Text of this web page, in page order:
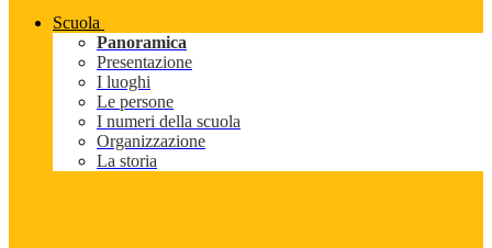
Scuola
Panoramica
Presentazione
I luoghi
Le persone
I numeri della scuola
Organizzazione
La storia